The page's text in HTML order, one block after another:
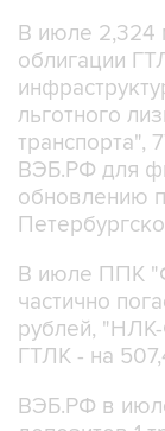
В июле 2,324
облигации
льготного
транспорта",
ВЭБ.РФ для
обновлению
В июле ППК
частично
рублей,
ГТЛК - на
ВЭБ.РФ в